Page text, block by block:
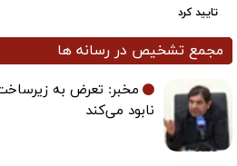
تایید کرد
مجمع تشخیص در رسانه ها
مخبر: تعرض به
نابود می‌کند